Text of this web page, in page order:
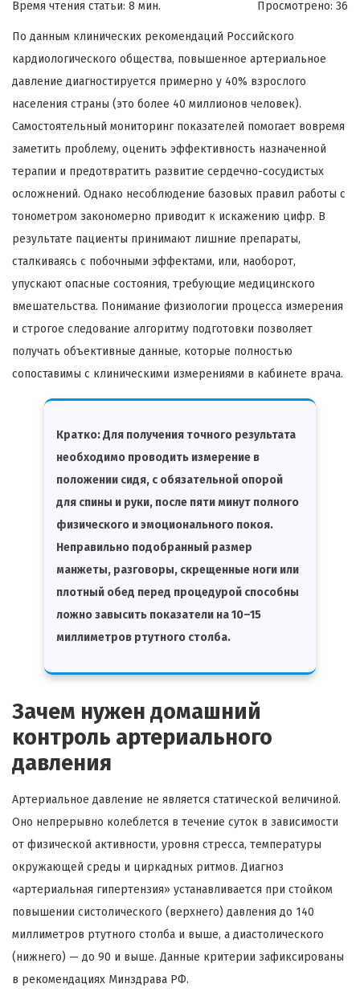
Время чтения статьи: 8 мин. Просмотрено: 36
По данным клинических рекомендаций Российского
кардиологического общества, повышенное артериальное
давление диагностируется примерно у 40% взрослого
населения страны (это более 40 миллионов человек).
Самостоятельный мониторинг показателей помогает вовремя
заметить проблему, оценить эффективность назначенной
терапии и предотвратить развитие сердечно-сосудистых
осложнений. Однако несоблюдение базовых правил работы с
тонометром закономерно приводит к искажению цифр. В
результате пациенты принимают лишние препараты,
сталкиваясь с побочными эффектами, или, наоборот,
упускают опасные состояния, требующие медицинского
вмешательства. Понимание физиологии процесса измерения
и строгое следование алгоритму подготовки позволяет
получать объективные данные, которые полностью
сопоставимы с клиническими измерениями в кабинете врача.
Кратко:Для получения точного результата
необходимо проводить измерение в
положении сидя, с обязательной опорой
для спины и руки, после пяти минут полного
физического и эмоционального покоя.
Неправильно подобранный размер
манжеты, разговоры, скрещенные ноги или
плотный обед перед процедурой способны
ложно завысить показатели на 10–15
миллиметров ртутного столба.
Зачем нужен домашний
контроль артериального
давления
Артериальное давление не является статической величиной.
Оно непрерывно колеблется в течение суток в зависимости
от физической активности, уровня стресса, температуры
окружающей среды и циркадных ритмов. Диагноз
«артериальная гипертензия» устанавливается при стойком
повышении систолического (верхнего) давления до 140
миллиметров ртутного столба и выше, а диастолического
(нижнего) — до 90 и выше. Данные критерии зафиксированы
в рекомендациях Минздрава РФ.